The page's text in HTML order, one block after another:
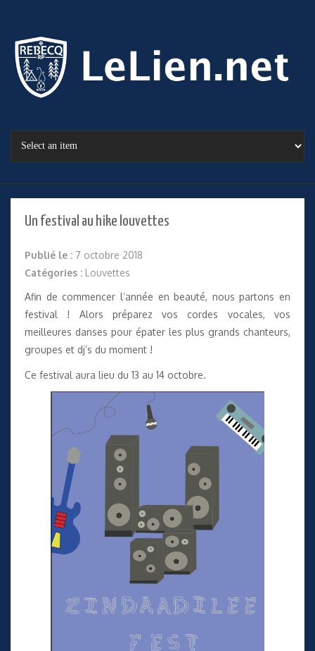
Un festival au hike louvettes
Publié le : 7 octobre 2018
Catégories : Louvettes
Afin de commencer l’année en beauté, nous partons en
festival ! Alors préparez vos cordes vocales, vos
meilleures danses pour épater les plus grands chanteurs,
groupes et dj’s du moment !
Ce festival aura lieu du 13 au 14 octobre.